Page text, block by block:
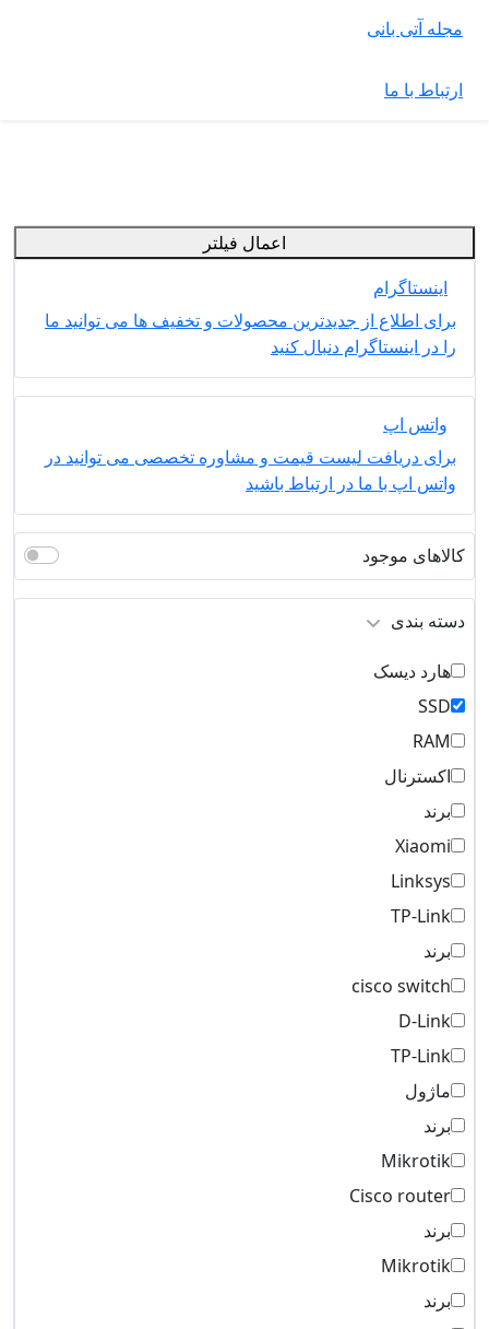
مجله آتی بانی
ارتباط با ما
کالاهای موجود
دسته بندی
هارد دیسک
SSD
RAM
اکسترنال
برند
Xiaomi
Linksys
TP-Link
برند
cisco switch
D-Link
TP-Link
ماژول
برند
Mikrotik
Cisco router
برند
Mikrotik
برند
اعمال فیلتر
اینستاگرام
برای اطلاع از جدیدترین محصولات و تخفیف ها می توانید ما
را در اینستاگرام دنبال کنید
واتس اپ
برای دریافت لیست قیمت و مشاوره تخصصی می توانید در
واتس اپ با ما در ارتباط باشید